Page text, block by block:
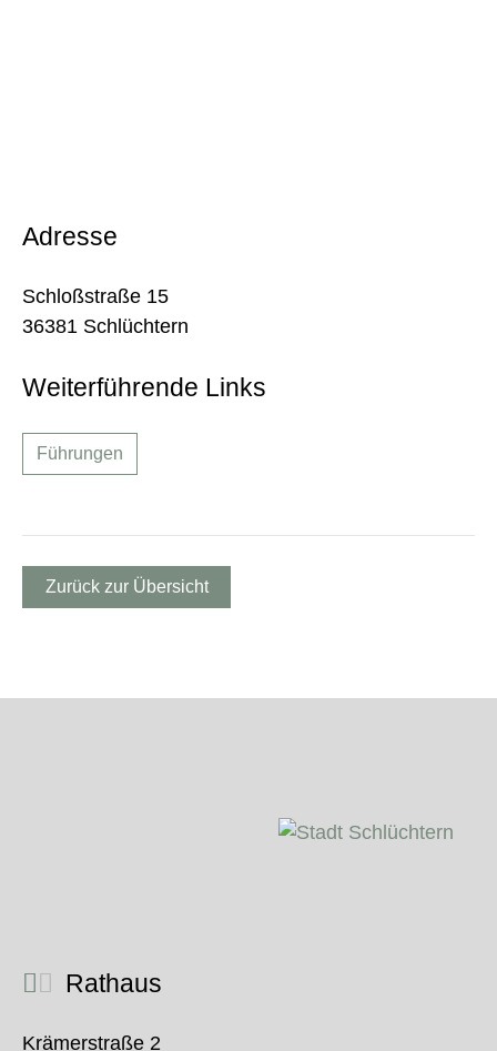
Adresse
Schloßstraße 15
36381 Schlüchtern
Weiterführende Links
Führungen
Zurück zur Übersicht
Rathaus
Krämerstraße 2